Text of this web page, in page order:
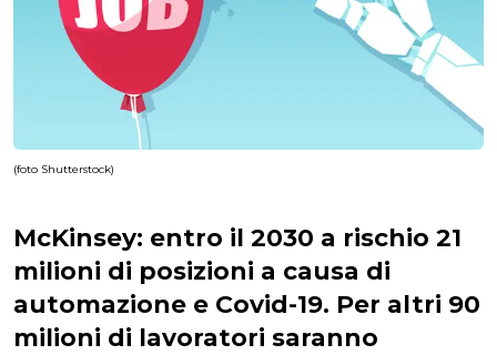
(foto Shutterstock)
McKinsey: entro il 2030 a rischio 21
milioni di posizioni a causa di
automazione e Covid-19. Per altri 90
milioni di lavoratori saranno